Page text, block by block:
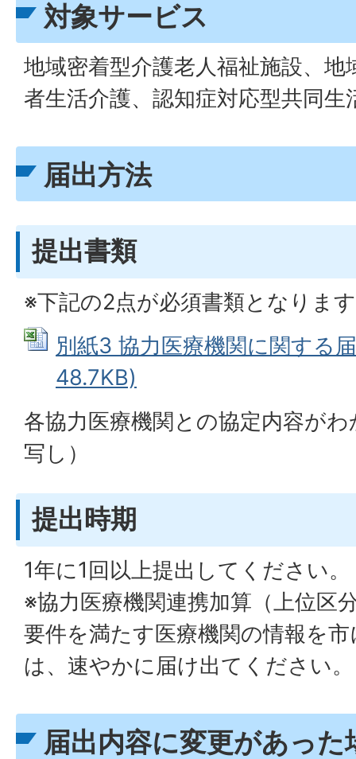
対象サービス
地域密着型介護老人福祉施設、地
者生活介護、認知症対応型共同生
届出方法
提出書類
※下記の2点が必須書類となりま
別紙3 協力医療機関に関する
48.7KB)
各協力医療機関との協定内容が
写し）
提出時期
1年に1回以上提出してください。
※協力医療機関連携加算（上位区
要件を満たす医療機関の情報を
は、速やかに届け出てください。
届出内容に変更があった